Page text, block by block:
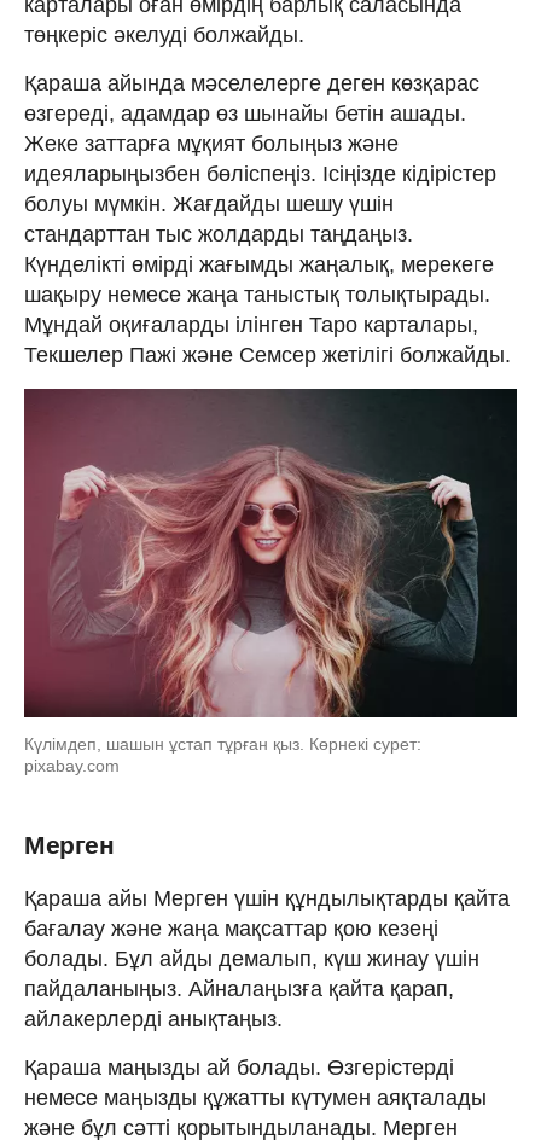
карталары оған өмірдің барлық саласында
төңкеріс әкелуді болжайды.
Қараша айында мәселелерге деген көзқарас
өзгереді, адамдар өз шынайы бетін ашады.
Жеке заттарға мұқият болыңыз және
идеяларыңызбен бөліспеңіз. Ісіңізде кідірістер
болуы мүмкін. Жағдайды шешу үшін
стандарттан тыс жолдарды таңдаңыз.
Күнделікті өмірді жағымды жаңалық, мерекеге
шақыру немесе жаңа таныстық толықтырады.
Мұндай оқиғаларды ілінген Таро карталары,
Текшелер Пажі және Семсер жетілігі болжайды.
Күлімдеп, шашын ұстап тұрған қыз. Көрнекі сурет:
pixabay.com
Мерген
Қараша айы Мерген үшін құндылықтарды қайта
бағалау және жаңа мақсаттар қою кезеңі
болады. Бұл айды демалып, күш жинау үшін
пайдаланыңыз. Айналаңызға қайта қарап,
айлакерлерді анықтаңыз.
Қараша маңызды ай болады. Өзгерістерді
немесе маңызды құжатты күтумен аяқталады
және бұл сәтті қорытындыланады. Мерген